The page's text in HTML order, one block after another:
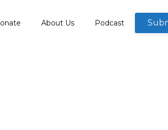
About Us Podcast